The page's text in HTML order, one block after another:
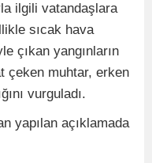
ilgili vatandaşlara
sıcak hava
çıkan yangınların
çeken muhtar, erken
vurguladı.
yapılan açıklamada